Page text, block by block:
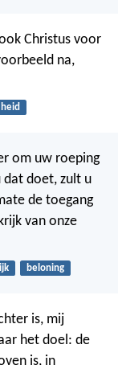
Christus voor
na,
om uw roeping
dat doet, zult u
de toegang
van onze
beloning
is, mij
het doel: de
is, in